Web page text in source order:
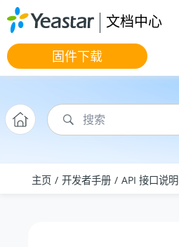
跳转到主要内容
文档中心
固件下载
主页 开发者手册 API 接口说明